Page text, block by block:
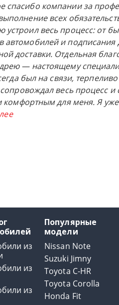
спасибо компании за
всех
устроил весь процесс: от
автомобилей и подписания
доставки. Отдельная
— настоящему
был на связи,
весь процесс и
комфортным для меня. Я
из
из
из
Популярные
модели
Nissan Note
Suzuki Jimny
Toyota C-HR
Toyota Corolla
Honda Fit